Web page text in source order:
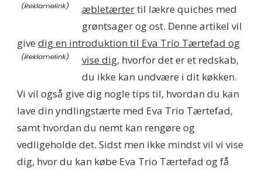
æbletærtertil lækre quiches med
grøntsager og ost. Denne artikel vil
give dig en introduktion til Eva Trio Tærtefad og
vise dig, hvorfor det er et redskab,
du ikke kan undvære i dit køkken.
Vi vil også give dig nogle tips til, hvordan du kan
lave din yndlingstærte med Eva Trio Tærtefad,
samt hvordan du nemt kan rengøre og
vedligeholde det. Sidst men ikke mindst vil vi vise
dig, hvor du kan købe Eva Trio Tærtefad og få